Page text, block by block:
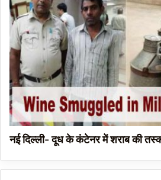
नई दिल्ली- दूध के कंटेनर में शराब की